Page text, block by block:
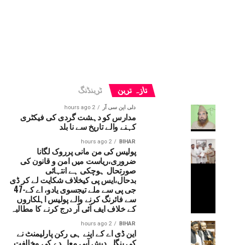
تازہ ترین ٹرینڈنگ
دلی این سی آر 2 hours ago
مدارس کو دہشت گردی کی فیکٹری
کہنے والے تاریخ سے نا بلد
BIHAR
2 hours ago
پولیس کی من مانی پرروک لگانا
ضروری،ریاست میں امن و قانون کی
صورتحال ہوچکی ہے انتہائی
بدحال،ایس پی کیخلاف شکایت لے کر ڈی
جی پی سے ملے تیجسوی یادو، اے کے-47
سے فائرنگ کرنے والے پولیس اہلکاروں
کے خلاف ایف آئی آر درج کرنے کا مطالبہ
BIHAR
2 hours ago
این ڈی اے کے اپنے ہی رکن پارلیمنٹ نے
کی بنگلہ دیش آبی معاہدے کی مخالفت